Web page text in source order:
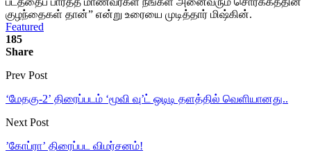
குழந்தைகள் தான்” என்று உரையை முடித்தார் மிஷ்கின்.
Featured
185
Share
Prev Post
‘மேதகு-2’ திரைப்படம் ‘மூவி வு’ட் ஒடிடி தளத்தில் வெளியானது..
Next Post
’கோப்ரா’ திரைப்பட விமர்சனம்!